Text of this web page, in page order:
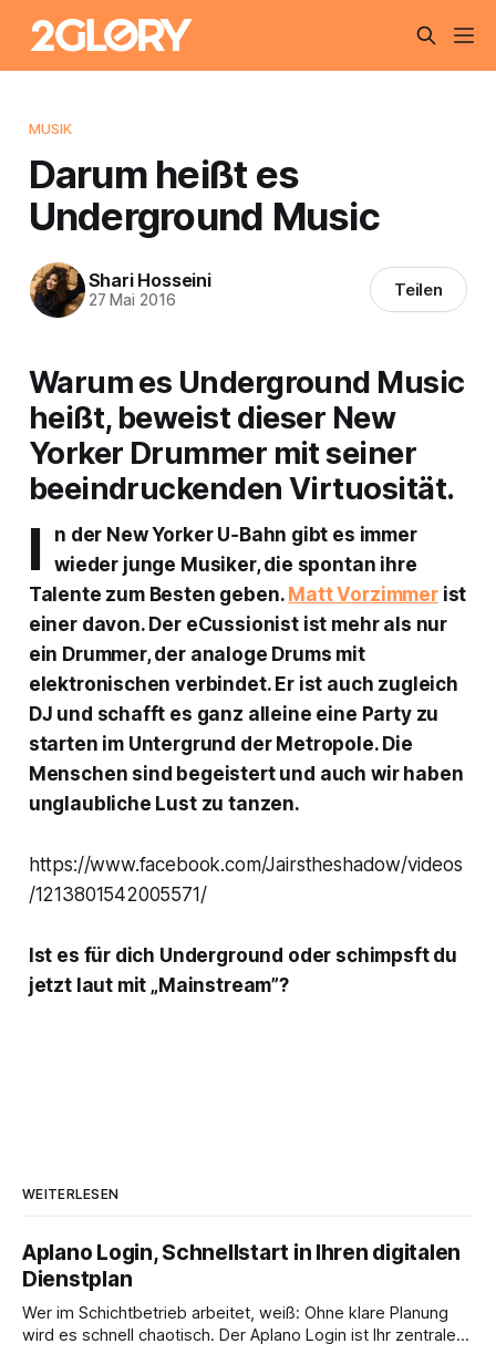
MUSIK
Darum heißt es
Underground Music
Shari Hosseini
27 Mai 2016 Teilen
Warum es Underground Music
heißt, beweist dieser New
Yorker Drummer mit seiner
beeindruckenden Virtuosität.
I
n der New Yorker U‑Bahn gibt es immer
wieder junge Musiker, die spontan ihre
Talente zum Besten geben. Matt Vorzimmerist
einer davon. Der eCussionist ist mehr als nur
ein Drummer, der analoge Drums mit
elektronischen verbindet. Er ist auch zugleich
DJ und schafft es ganz alleine eine Party zu
starten im Untergrund der Metropole. Die
Menschen sind begeistert und auch wir haben
unglaubliche Lust zu tanzen.
https://www.facebook.com/Jairstheshadow/videos
/1213801542005571/
Ist es für dich Underground oder schimpsft du
jetzt laut mit „Mainstream”?
WEITERLESEN
Aplano Login, Schnellstart in Ihren digitalen
Dienstplan
Wer im Schichtbetrieb arbeitet, weiß: Ohne klare Planung
wird es schnell chaotisch. Der Aplano Login ist Ihr zentraler